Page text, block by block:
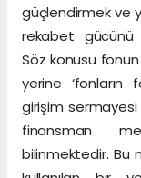
güçlendirmek ve
rekabet gücünü
Söz konusu
yerine
girişim sermayesi
finansman
bilinmektedir. Bu